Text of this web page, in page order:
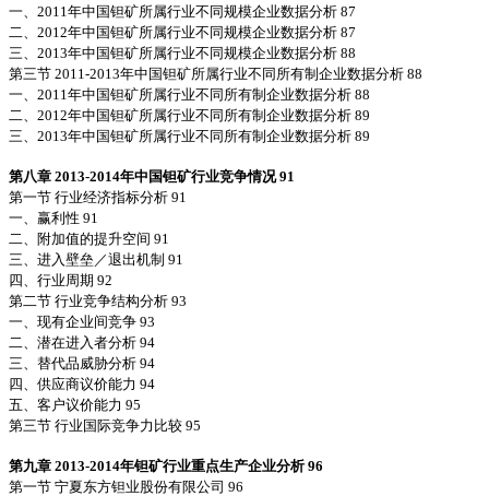
一、2011年中国钽矿所属行业不同规模企业数据分析 87
二、2012年中国钽矿所属行业不同规模企业数据分析 87
三、2013年中国钽矿所属行业不同规模企业数据分析 88
第三节 2011-2013年中国钽矿所属行业不同所有制企业数据分析 88
一、2011年中国钽矿所属行业不同所有制企业数据分析 88
二、2012年中国钽矿所属行业不同所有制企业数据分析 89
三、2013年中国钽矿所属行业不同所有制企业数据分析 89
第八章 2013-2014年中国钽矿行业竞争情况 91
第一节 行业经济指标分析 91
一、赢利性 91
二、附加值的提升空间 91
三、进入壁垒／退出机制 91
四、行业周期 92
第二节 行业竞争结构分析 93
一、现有企业间竞争 93
二、潜在进入者分析 94
三、替代品威胁分析 94
四、供应商议价能力 94
五、客户议价能力 95
第三节 行业国际竞争力比较 95
第九章 2013-2014年钽矿行业重点生产企业分析 96
第一节 宁夏东方钽业股份有限公司 96